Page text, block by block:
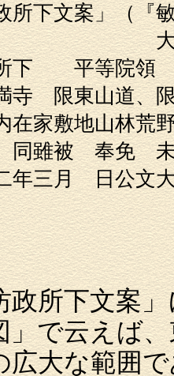
所下文案」（『
年（
下 平等院領
山道、限南薦
家敷地山林
被 奉免 未
月 日公文大
眼
上
政所下文案
」で云えば
広大な範囲